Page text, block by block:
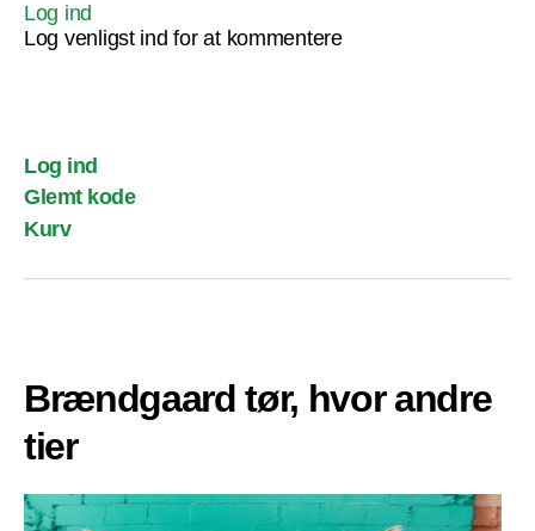
Log ind
Log venligst ind for at kommentere
Log ind
Glemt kode
Kurv
Brændgaard tør, hvor andre
tier